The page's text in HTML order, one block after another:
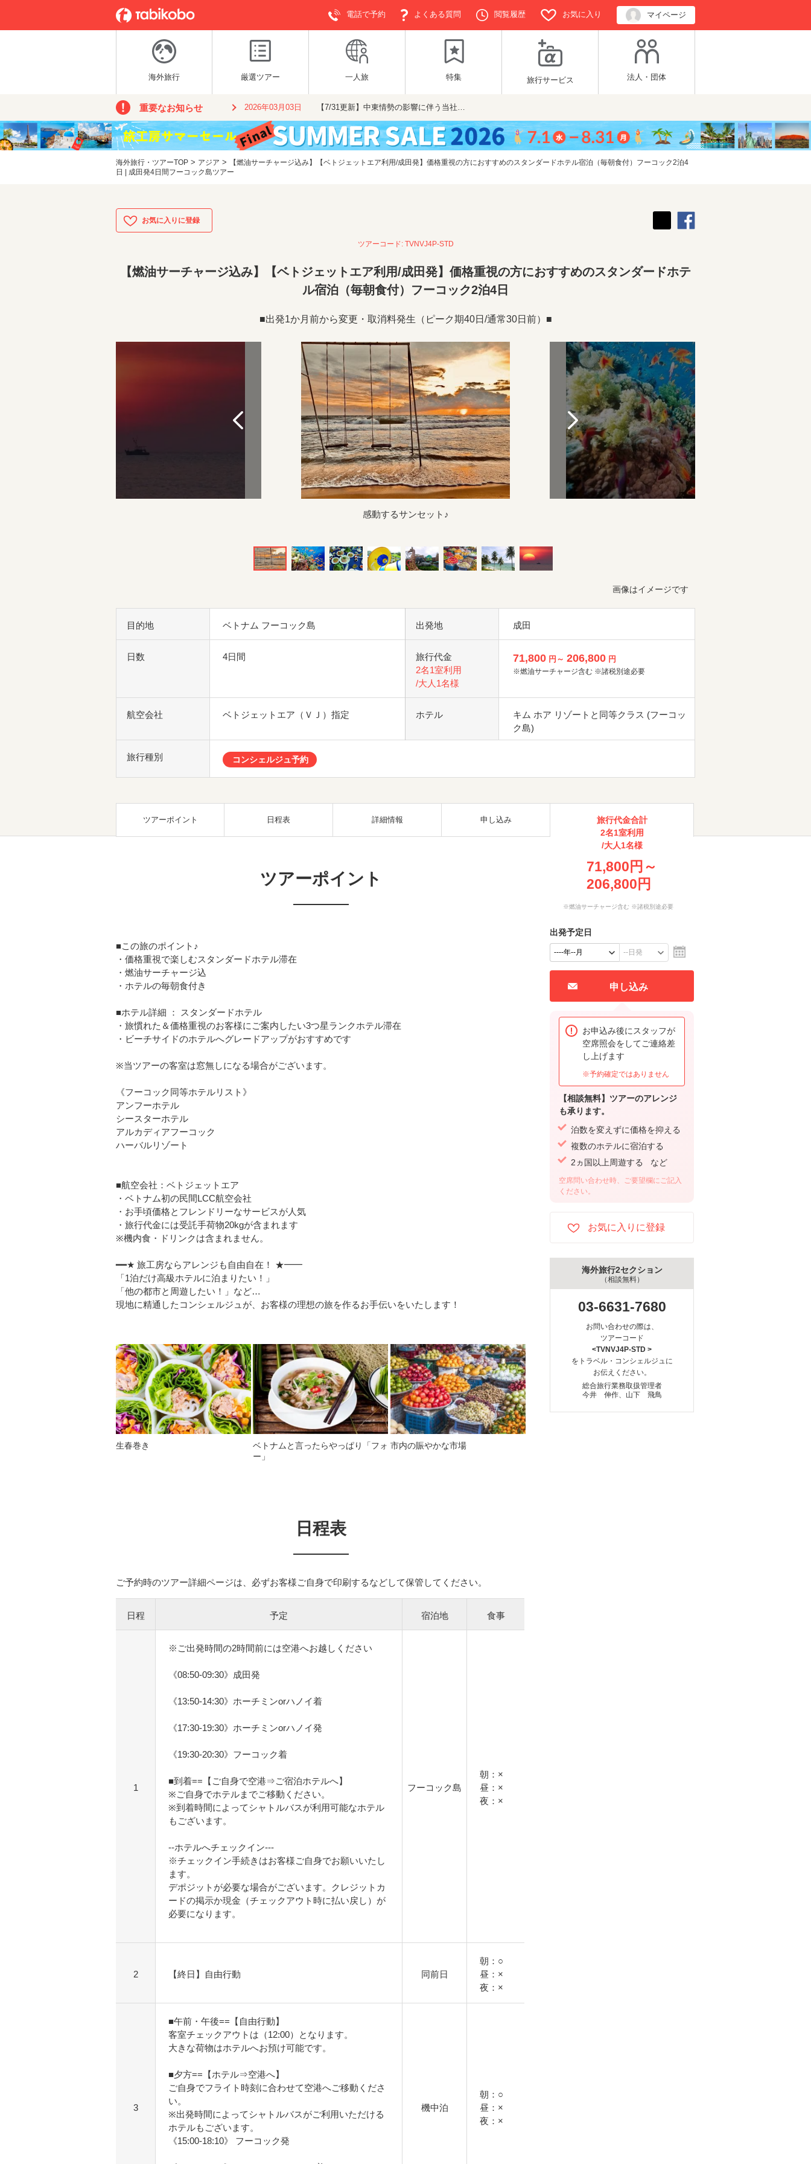
電話で予約 よくある質問 閲覧履歴 お気に入り マイページ
海外旅行 厳選ツアー 一人旅 特集 旅行サービス 法人・団体
重要なお知らせ 2026年03月03日 【7/31更新】中東情勢の影響に伴う当社…
海外旅行・ツアーTOP > アジア >
【燃油サーチャージ込み】【ベトジェットエア利用/成田発】価格重視の方におすすめのスタンダードホテル宿泊（毎朝食付）フーコック2泊4
日 | 成田発4日間フーコック島ツアー
ツアーコード: TVNVJ4P-STD
【燃油サーチャージ込み】【ベトジェットエア利用/成田発】価格重視の方におすすめのスタンダードホテ
ル宿泊（毎朝食付）フーコック2泊4日
■出発1か月前から変更・取消料発生（ピーク期40日/通常30日前）■
感動するサンセット♪
画像はイメージです
目的地 ベトナム フーコック島 出発地 成田
日数 4日間
旅行代金
2名1室利用
/大人1名様
71,800 円～ 206,800 円
※燃油サーチャージ含む ※諸税別途必要
航空会社 ベトジェットエア（ＶＪ）指定 ホテル
キム ホア リゾートと同等クラス (フーコッ
ク島)
旅行種別 コンシェルジュ予約
ツアーポイント 日程表 詳細情報 申し込み
ツアーポイント
■この旅のポイント♪
・価格重視で楽しむスタンダードホテル滞在
・燃油サーチャージ込
・ホテルの毎朝食付き
■ホテル詳細 ： スタンダードホテル
・旅慣れた＆価格重視のお客様にご案内したい3つ星ランクホテル滞在
・ビーチサイドのホテルへグレードアップがおすすめです
※当ツアーの客室は窓無しになる場合がございます。
《フーコック同等ホテルリスト》
アンフーホテル
シースターホテル
アルカディアフーコック
ハーバルリゾート
■航空会社：ベトジェットエア
・ベトナム初の民間LCC航空会社
・お手頃価格とフレンドリーなサービスが人気
・旅行代金には受託手荷物20kgが含まれます
※機内食・ドリンクは含まれません。
━━★ 旅工房ならアレンジも自由自在！ ★━━
「1泊だけ高級ホテルに泊まりたい！」
「他の都市と周遊したい！」など…
現地に精通したコンシェルジュが、お客様の理想の旅を作るお手伝いをいたします！
生春巻き
ベトナムと言ったらやっぱり「フォ
ー」
市内の賑やかな市場
日程表
ご予約時のツアー詳細ページは、必ずお客様ご自身で印刷するなどして保管してください。
日程 予定 宿泊地 食事
1
※ご出発時間の2時間前には空港へお越しください
《08:50-09:30》成田発
《13:50-14:30》ホーチミンorハノイ着
《17:30-19:30》ホーチミンorハノイ発
《19:30-20:30》フーコック着
■到着==【ご自身で空港⇒ご宿泊ホテルへ】
※ご自身でホテルまでご移動ください。
※到着時間によってシャトルバスが利用可能なホテル
もございます。
--ホテルへチェックイン---
※チェックイン手続きはお客様ご自身でお願いいたし
ます。
デポジットが必要な場合がございます。クレジットカ
ードの掲示か現金（チェックアウト時に払い戻し）が
必要になります。
フーコック島
朝：×
昼：×
夜：×
2 【終日】自由行動 同前日
朝：○
昼：×
夜：×
3
■午前・午後==【自由行動】
客室チェックアウトは（12:00）となります。
大きな荷物はホテルへお預け可能です。
■夕方==【ホテル⇒空港へ】
ご自身でフライト時刻に合わせて空港へご移動くださ
い。
※出発時間によってシャトルバスがご利用いただける
ホテルもございます。
《15:00-18:10》 フーコック発
機中泊
朝：○
昼：×
夜：×
旅行代金合計
2名1室利用
/大人1名様
71,800円～
206,800円
※燃油サーチャージ含む ※諸税別途必要
出発予定日
申し込み
お申込み後にスタッフが
空席照会をしてご連絡差
し上げます
※予約確定ではありません
【相談無料】ツアーのアレンジ
も承ります。
泊数を変えずに価格を抑える
複数のホテルに宿泊する
2ヵ国以上周遊する など
空席問い合わせ時、ご要望欄にご記入
ください。
海外旅行2セクション
（相談無料）
03-6631-7680
お問い合わせの際は、
ツアーコード
<TVNVJ4P-STD >
をトラベル・コンシェルジュに
お伝えください。
総合旅行業務取扱管理者
今井 伸作、山下 飛鳥